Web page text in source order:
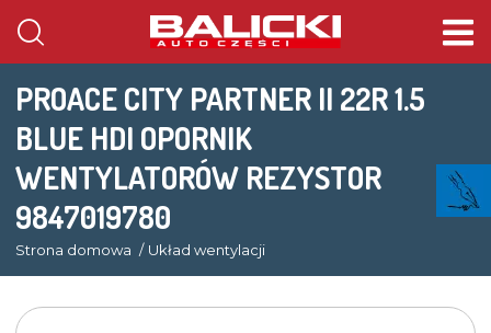
PROACE CITY PARTNER II 22R 1.5
BLUE HDI OPORNIK
WENTYLATORÓW REZYSTOR
9847019780
Strona domowa Układ wentylacji